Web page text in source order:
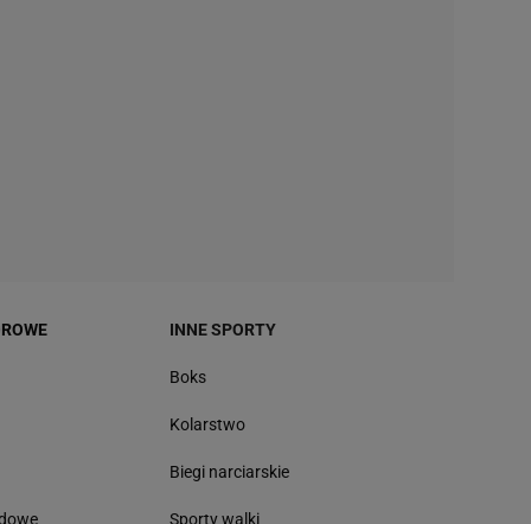
INNE SPORTY
Boks
Kolarstwo
Biegi narciarskie
Sporty walki